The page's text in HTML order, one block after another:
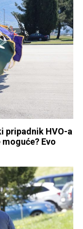
pripadnik HVO-a
Evo